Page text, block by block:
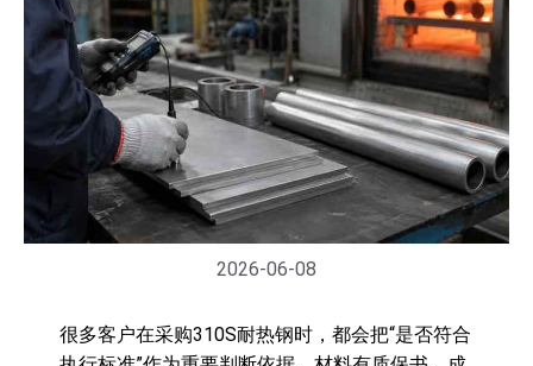
2026-06-08
很多客户在采购310S耐热钢时，都会把“是否符合